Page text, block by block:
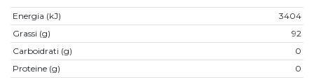
Energia (kJ)
3404
Grassi (g)
92
Carboidrati (g)
0
Proteine (g)
0